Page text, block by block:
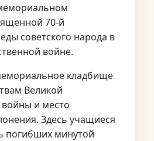
70-й
советского народа в
войне.
кладбище
Великой
и место
Здесь учащиеся
погибших минутой